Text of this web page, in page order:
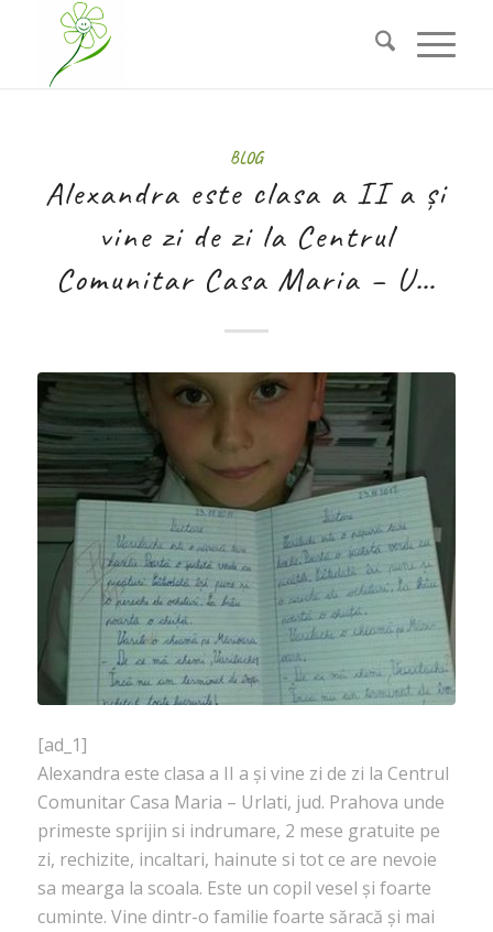
BLOG
Alexandra este clasa a II a și
vine zi de zi la Centrul
Comunitar Casa Maria – U…
[ad_1]
Alexandra este clasa a II a și vine zi de zi la Centrul
Comunitar Casa Maria – Urlati, jud. Prahova unde
primeste sprijin si indrumare, 2 mese gratuite pe
zi, rechizite, incaltari, hainute si tot ce are nevoie
sa mearga la scoala. Este un copil vesel și foarte
cuminte. Vine dintr-o familie foarte săracă și mai